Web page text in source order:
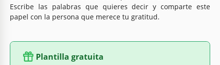
Escribe las palabras que quieres decir y comparte este
papel con la persona que merece tu gratitud.
Plantilla gratuita